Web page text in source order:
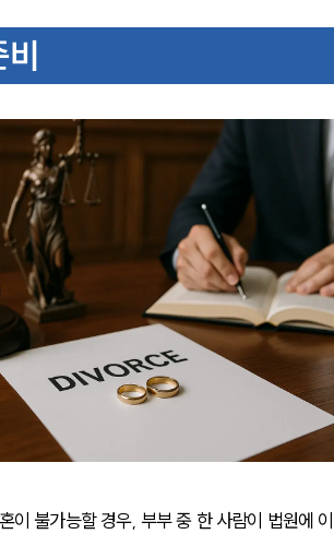
이 불가능할 경우, 부부 중 한 사람이 법원에